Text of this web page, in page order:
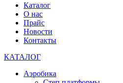
Каталог
О нас
Прайс
Новости
Контакты
КАТАЛОГ
Аэробика